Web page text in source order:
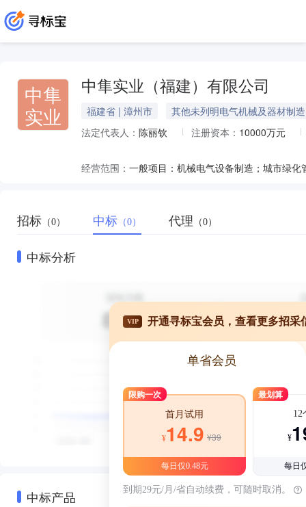
中隼
实业
中隼实业（福建）有限公司
福建省 | 漳州市
其他未列明电气机械及器材制造
法定代表人： 陈丽钦 注册资本： 10000万元
经营范围：
招标 （0） 中标 （0） 代理 （0）
中标分析
中标产品
VIP 开通寻标宝会员，查看更多招采
单省会员
限购一次
首月试用
¥14.9 ¥39
每日仅0.48元
最划算
12
¥
每日
到期29元/月/省自动续费，可随时取消。